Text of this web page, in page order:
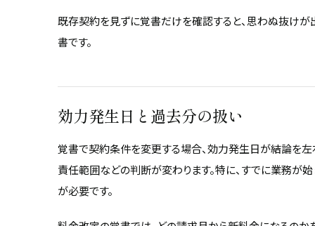
既存契約を見ずに覚書だけを確認すると、思わぬ抜けが
書です。
効力発生日と過去分の扱い
覚書で契約条件を変更する場合、効力発生日が結論を左
責任範囲などの判断が変わります。特に、すでに業務が
が必要です。